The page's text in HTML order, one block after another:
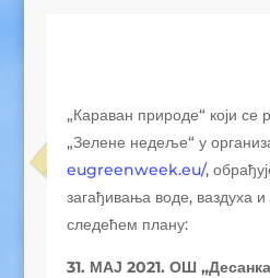
„Караван природе“ који се
„Зелене недеље“ у
eugreenweek.eu/,
загађивања воде, ваздуха
следећем плану:
31. МАЈ 2021. ОШ